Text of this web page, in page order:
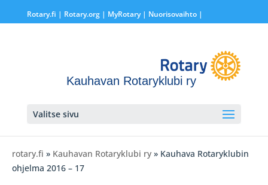
Rotary.fi | Rotary.org| MyRotary | Nuorisovaihto|
Kauhavan Rotaryklubi ry
Valitse sivu
rotary.fi » Kauhavan Rotaryklubi ry » Kauhava Rotaryklubin
ohjelma 2016 – 17